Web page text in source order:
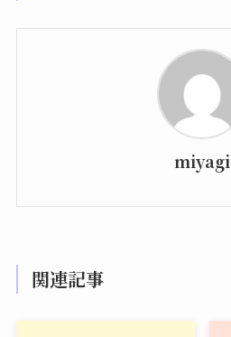
miyagi
関連記事